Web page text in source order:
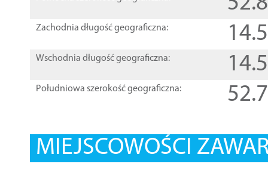
Zachodnia długość geograficzna:
Wschodnia długość geograficzna:
Południowa szerokość geograficzna:
MIEJSCOWOŚCI